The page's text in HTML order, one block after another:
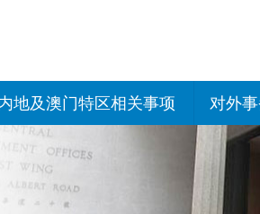
地及澳门特区相关事项
内地有关的安排
港与内地相互认可和执行民
对外
国际
处或